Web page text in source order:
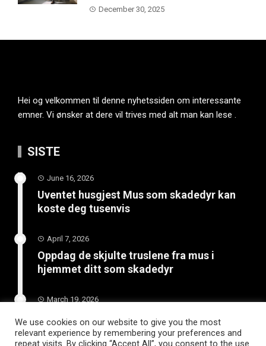
December 30, 2025
Hei og velkommen til denne nyhetssiden om interessante
emner. Vi ønsker at dere vil trives med alt man kan lese .
SISTE
June 16, 2026
Uventet husgjest Mus som skadedyr kan
koste deg tusenvis
April 7, 2026
Oppdag de skjulte truslene fra mus i
hjemmet ditt som skadedyr
March 19, 2026
Slik vedlikeholder du tilhengeren for
langvarig bruk
We use cookies on our website to give you the most
relevant experience by remembering your preferences and
repeat visits. By clicking “Accept All”, you consent to the use